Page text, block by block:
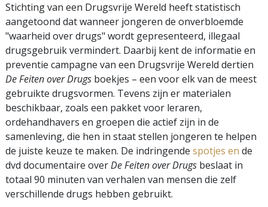
Stichting van een Drugsvrije Wereld heeft statistisch
aangetoond dat wanneer jongeren de onverbloemde
"waarheid over drugs" wordt gepresenteerd, illegaal
drugsgebruik vermindert. Daarbij kent de informatie en
preventie campagne van een Drugsvrije Wereld dertien
De Feiten over Drugs boekjes – een voor elk van de meest
gebruikte drugsvormen. Tevens zijn er materialen
beschikbaar, zoals een pakket voor leraren,
ordehandhavers en groepen die actief zijn in de
samenleving, die hen in staat stellen jongeren te helpen
de juiste keuze te maken. De indringende spotjes en de
dvd documentaire overDe Feiten over Drugs beslaat in
totaal 90 minuten van verhalen van mensen die zelf
verschillende drugs hebben gebruikt.